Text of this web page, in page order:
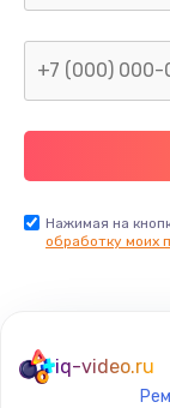
Нажимая на
обработку моих
iq-video.ru